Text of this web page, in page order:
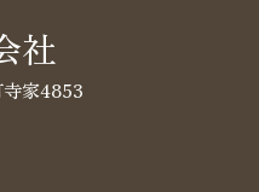
社
家4853